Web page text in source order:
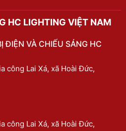
HC LIGHTING VIỆT NAM
ĐIỆN VÀ CHIẾU SÁNG HC
công Lai Xá, xã Hoài Đức,
công Lai Xá, xã Hoài Đức,